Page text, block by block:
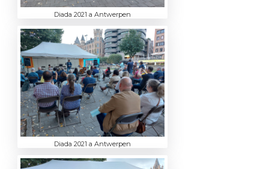
Diada 2021 a Antwerpen
Diada 2021 a Antwerpen